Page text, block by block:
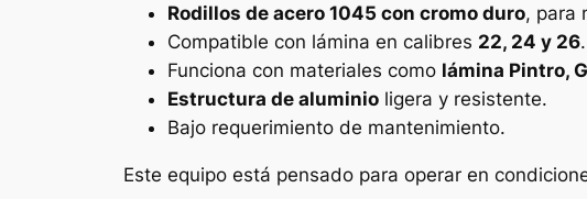
Rodillos de acero 1045 con cromo duro, para
Compatible con lámina en calibres 22, 24 y 26.
Funciona con materiales como lámina Pintro,
Estructura de aluminio ligera y resistente.
Bajo requerimiento de mantenimiento.
Este equipo está pensado para operar en